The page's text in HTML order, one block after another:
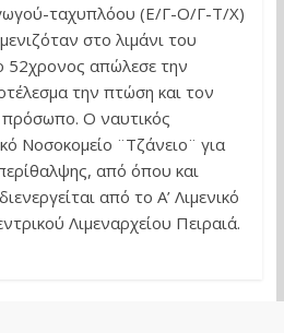
ταχυπλόου (Ε/Γ-Ο/Γ-Τ/Χ)
στο λιμάνι του
52χρονος απώλεσε την
την πτώση και τον
Ο ναυτικός
Νοσοκομείο ¨Τζάνειο¨ για
από όπου και
από το Α’ Λιμενικό
Λιμεναρχείου Πειραιά.